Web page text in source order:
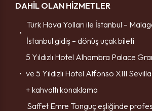
DAHİL OLAN HİZMETLER
Türk Hava Yolları ile İstanbul –
İstanbul gidiş – dönüş uçak bileti
5 Yıldızlı Hotel Alhambra Palace
ve 5 Yıldızlı Hotel Alfonso XIII
+ kahvaltı konaklama
Saffet Emre Tonguç eşliğinde